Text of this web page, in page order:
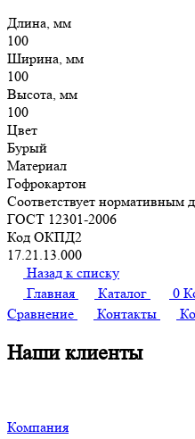
Длина, мм
100
Ширина, мм
100
Высота, мм
100
Цвет
Бурый
Материал
Гофрокартон
Соответствует нормативным
ГОСТ 12301-2006
Код ОКПД2
17.21.13.000
Назад к списку
Главная
Каталог 0
Сравнение
Контакты
Наши клиенты
Компания